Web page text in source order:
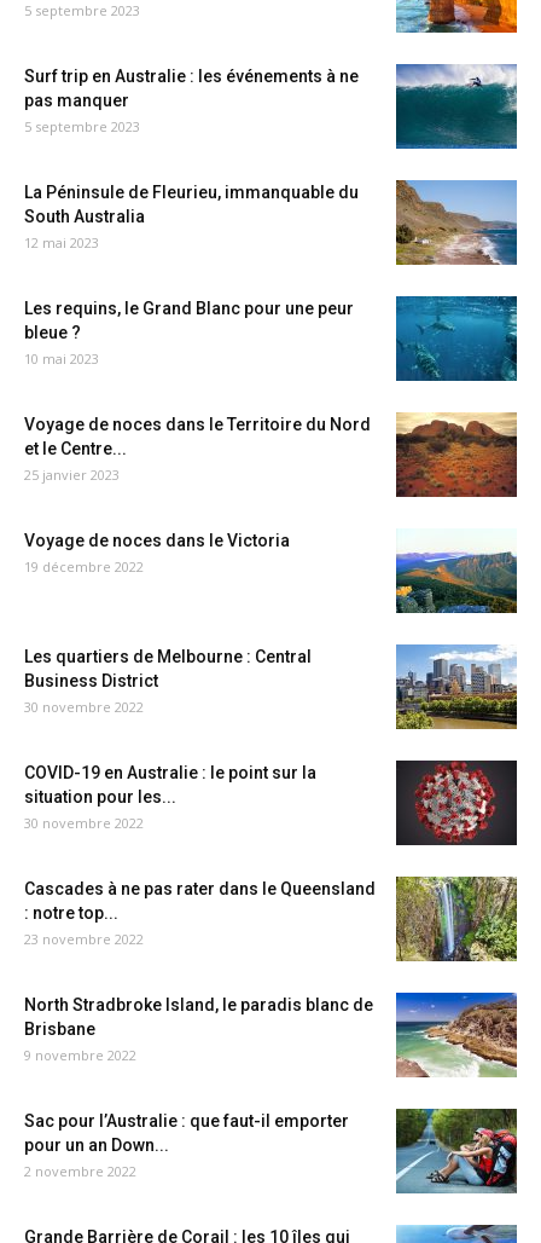
5 septembre 2023
Surf trip en Australie : les événements à ne
pas manquer
5 septembre 2023
La Péninsule de Fleurieu, immanquable du
South Australia
12 mai 2023
Les requins, le Grand Blanc pour une peur
bleue ?
10 mai 2023
Voyage de noces dans le Territoire du Nord
et le Centre...
25 janvier 2023
Voyage de noces dans le Victoria
19 décembre 2022
Les quartiers de Melbourne : Central
Business District
30 novembre 2022
COVID-19 en Australie : le point sur la
situation pour les...
30 novembre 2022
Cascades à ne pas rater dans le Queensland
: notre top...
23 novembre 2022
North Stradbroke Island, le paradis blanc de
Brisbane
9 novembre 2022
Sac pour l’Australie : que faut-il emporter
pour un an Down...
2 novembre 2022
Grande Barrière de Corail : les 10 îles qui